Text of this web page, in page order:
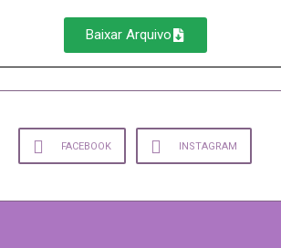
Baixar Arquivo
FACEBOOK INSTAGRAM